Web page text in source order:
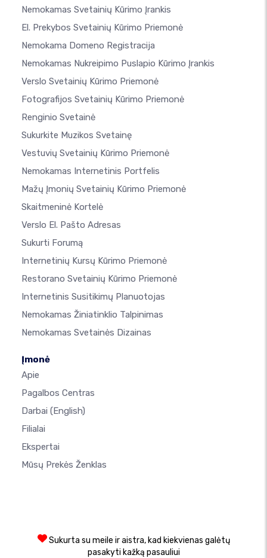
Nemokamas Svetainių Kūrimo Įrankis
El. Prekybos Svetainių Kūrimo Priemonė
Nemokama Domeno Registracija
Nemokamas Nukreipimo Puslapio Kūrimo Įrankis
Verslo Svetainių Kūrimo Priemonė
Fotografijos Svetainių Kūrimo Priemonė
Renginio Svetainė
Sukurkite Muzikos Svetainę
Vestuvių Svetainių Kūrimo Priemonė
Nemokamas Internetinis Portfelis
Mažų Įmonių Svetainių Kūrimo Priemonė
Skaitmeninė Kortelė
Verslo El. Pašto Adresas
Sukurti Forumą
Internetinių Kursų Kūrimo Priemonė
Restorano Svetainių Kūrimo Priemonė
Internetinis Susitikimų Planuotojas
Nemokamas Žiniatinklio Talpinimas
Nemokamas Svetainės Dizainas
Įmonė
Apie
Pagalbos Centras
Darbai (English)
Filialai
Ekspertai
Mūsų Prekės Ženklas
Sukurta su meile ir aistra, kad kiekvienas galėtų
pasakyti kažką pasauliui